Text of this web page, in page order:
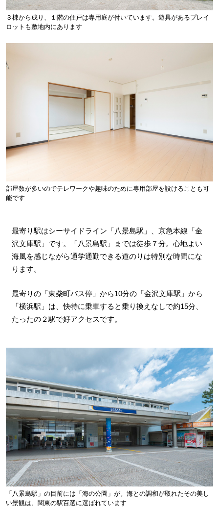
３棟から成り、１階の住戸は専用庭が付いています。遊具があるプレイ
ロットも敷地内にあります
部屋数が多いのでテレワークや趣味のために専用部屋を設けることも可
能です
最寄り駅はシーサイドライン「八景島駅」、京急本線「金
沢文庫駅」です。「八景島駅」までは徒歩７分。心地よい
海風を感じながら通学通勤できる道のりは特別な時間にな
ります。
最寄りの「東柴町バス停」から10分の「金沢文庫駅」から
「横浜駅」は、快特に乗車すると乗り換えなしで約15分、
たったの２駅で好アクセスです。
「八景島駅」の目前には「海の公園」が。海との調和が取れたその美し
い景観は、関東の駅百選に選ばれています